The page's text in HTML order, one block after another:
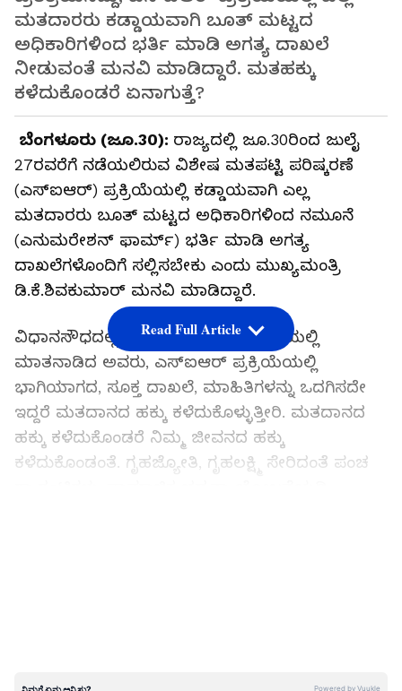
ಮತದಾರರು ಕಡ್ಡಾಯವಾಗಿ ಬೂತ್ ಮಟ್ಟದ
ಅಧಿಕಾರಿಗಳಿಂದ ಭರ್ತಿ ಮಾಡಿ ಅಗತ್ಯ ದಾಖಲೆ
ನೀಡುವಂತೆ ಮನವಿ ಮಾಡಿದ್ದಾರೆ. ಮತಹಕ್ಕು
ಕಳೆದುಕೊಂಡರೆ ಏನಾಗುತ್ತೆ?
ಬೆಂಗಳೂರು (ಜೂ.30): ರಾಜ್ಯದಲ್ಲಿ ಜೂ.30ರಿಂದ ಜುಲೈ
27ರವರೆಗೆ ನಡೆಯಲಿರುವ ವಿಶೇಷ ಮತಪಟ್ಟಿ ಪರಿಷ್ಕರಣೆ
(ಎಸ್‌ಐಆರ್‌) ಪ್ರಕ್ರಿಯೆಯಲ್ಲಿ ಕಡ್ಡಾಯವಾಗಿ ಎಲ್ಲ
ಮತದಾರರು ಬೂತ್‌ ಮಟ್ಟದ ಅಧಿಕಾರಿಗಳಿಂದ ನಮೂನೆ
(ಎನುಮರೇಶನ್‌ ಫಾರ್ಮ್‌) ಭರ್ತಿ ಮಾಡಿ ಅಗತ್ಯ
ದಾಖಲೆಗಳೊಂದಿಗೆ ಸಲ್ಲಿಸಬೇಕು ಎಂದು ಮುಖ್ಯಮಂತ್ರಿ
ಡಿ.ಕೆ.ಶಿವಕುಮಾರ್‌ ಮನವಿ ಮಾಡಿದ್ದಾರೆ.
ವಿಧಾನಸೌಧದಲ್ಲಿ ಸೋಮವಾರ ಸುದ್ದಿಗೋಷ್ಠಿಯಲ್ಲಿ
ಮಾತನಾಡಿದ ಅವರು, ಎಸ್‌ಐಆರ್‌ ಪ್ರಕ್ರಿಯೆಯಲ್ಲಿ
ಭಾಗಿಯಾಗದ, ಸೂಕ್ತ ದಾಖಲೆ, ಮಾಹಿತಿಗಳನ್ನು ಒದಗಿಸದೇ
ಇದ್ದರೆ ಮತದಾನದ ಹಕ್ಕು ಕಳೆದುಕೊಳ್ಳುತ್ತೀರಿ. ಮತದಾನದ
ಹಕ್ಕು ಕಳೆದುಕೊಂಡರೆ ನಿಮ್ಮ ಜೀವನದ ಹಕ್ಕು
ಕಳೆದುಕೊಂಡಂತೆ. ಗೃಹಜ್ಯೋತಿ, ಗೃಹಲಕ್ಷ್ಮಿ ಸೇರಿದಂತೆ ಪಂಚ
Read Full Article